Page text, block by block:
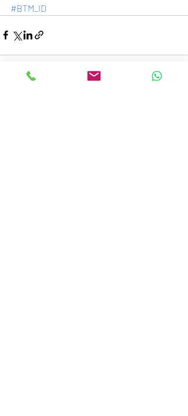
#BTM_ID